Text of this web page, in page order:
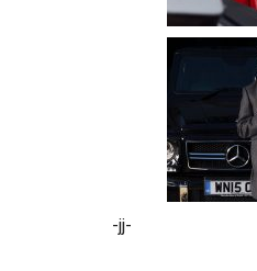
-jj-